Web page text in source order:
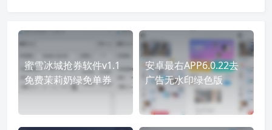
蜜雪冰城抢券软件v1.1
免费茉莉奶绿免单券
安卓最右APP6.0.22去
广告无水印绿色版